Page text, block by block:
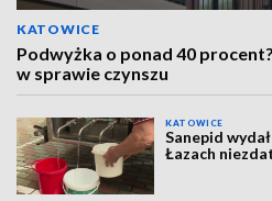
KATOWICE
Podwyżka o ponad 40
w sprawie czynszu
KATOWICE
Sanepid
Łazach